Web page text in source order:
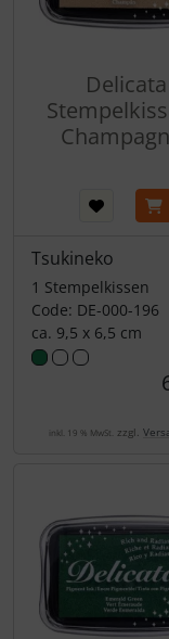
Delicata
Tsukineko
1 Stempelkissen
Code: DE-000-196
ca. 9,5 x 6,5 cm
inkl. 19 % MwSt. zzgl.